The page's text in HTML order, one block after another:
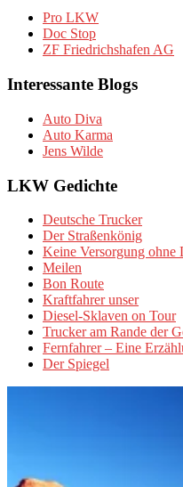
Pro LKW
Doc Stop
ZF Friedrichshafen AG
Interessante Blogs
Auto Diva
Auto Karma
Jens Wilde
LKW Gedichte
Deutsche Trucker
Der Straßenkönig
Keine Versorgung
Meilen
Bon Route
Kraftfahrer unser
Diesel-Sklaven on Tour
Trucker am Rande der
Fernfahrer – Eine
Der Spiegel